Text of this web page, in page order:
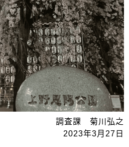
調査課 菊川弘之
2023年3月27日